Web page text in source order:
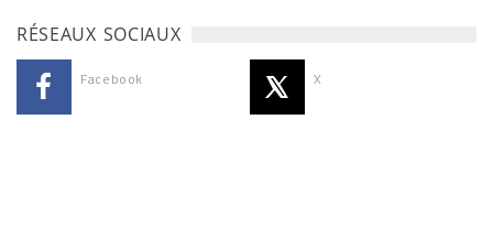
RÉSEAUX SOCIAUX
Facebook X